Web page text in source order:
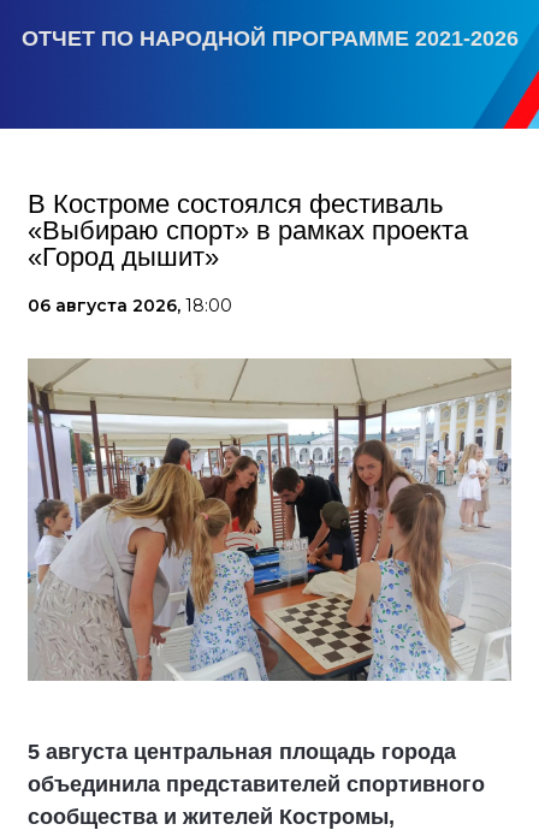
ОТЧЕТ ПО НАРОДНОЙ ПРОГРАММЕ 2021-2026
В Костроме состоялся фестиваль
«Выбираю спорт» в рамках проекта
«Город дышит»
06 августа 2026, 18:00
5 августа центральная площадь города
объединила представителей спортивного
сообщества и жителей Костромы,